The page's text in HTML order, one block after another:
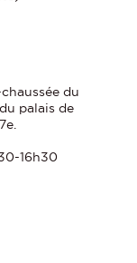
du
palais de
16h30